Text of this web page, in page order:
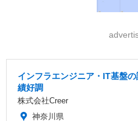
インフラエンジニア・IT基盤
績好調
株式会社Creer
神奈川県